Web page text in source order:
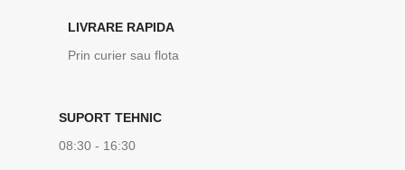
LIVRARE RAPIDA
Prin curier sau flota
SUPORT TEHNIC
08:30 - 16:30